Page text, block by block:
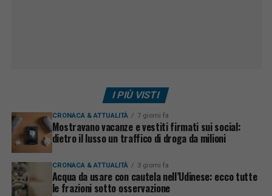
I PIÙ VISTI
CRONACA & ATTUALITÀ 7 giorni fa
Mostravano vacanze e vestiti firmati sui social:
dietro il lusso un traffico di droga da milioni
CRONACA & ATTUALITÀ 3 giorni fa
Acqua da usare con cautela nell’Udinese: ecco tutte
le frazioni sotto osservazione